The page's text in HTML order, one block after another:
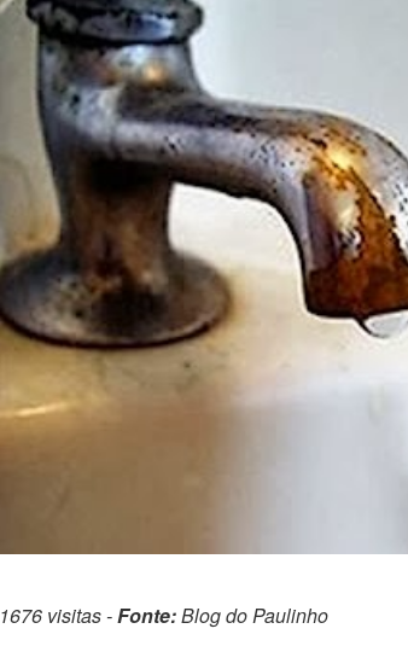
1676 visitas -Fonte:Blog do Paulinho